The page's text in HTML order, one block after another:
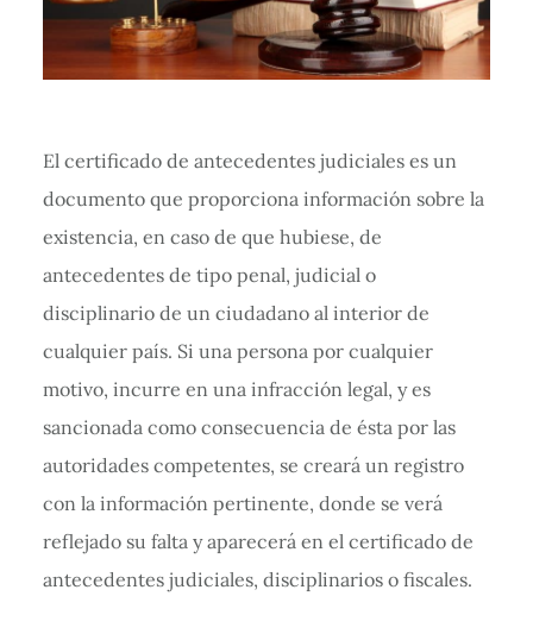
El certificado de antecedentes judiciales es un
documento que proporciona información sobre la
existencia, en caso de que hubiese, de
antecedentes de tipo penal, judicial o
disciplinario de un ciudadano al interior de
cualquier país. Si una persona por cualquier
motivo, incurre en una infracción legal, y es
sancionada como consecuencia de ésta por las
autoridades competentes, se creará un registro
con la información pertinente, donde se verá
reflejado su falta y aparecerá en el certificado de
antecedentes judiciales, disciplinarios o fiscales.